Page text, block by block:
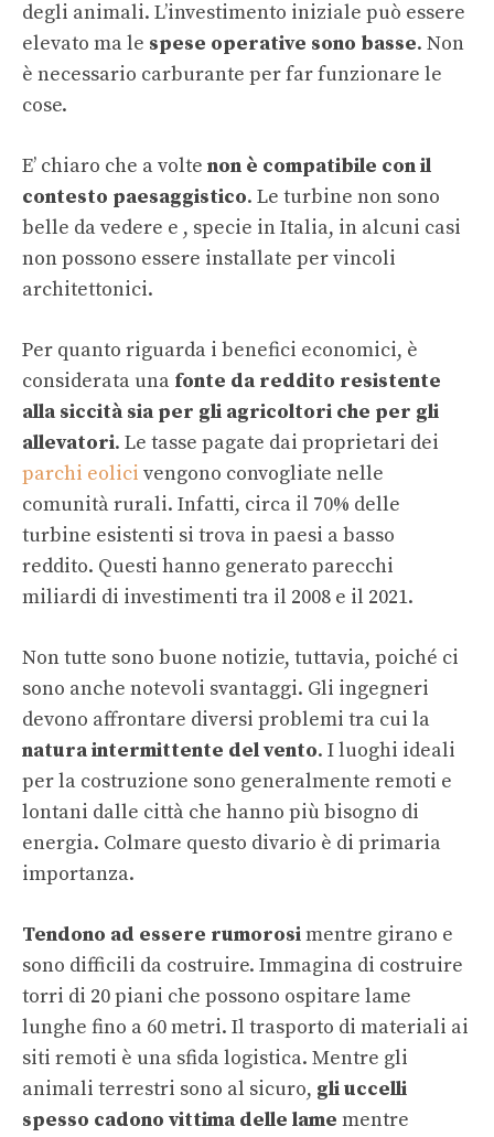
degli animali. L’investimento iniziale può essere
elevato ma le spese operative sono basse. Non
è necessario carburante per far funzionare le
cose.
E’ chiaro che a volte non è compatibile con il
contesto paesaggistico. Le turbine non sono
belle da vedere e , specie in Italia, in alcuni casi
non possono essere installate per vincoli
architettonici.
Per quanto riguarda i benefici economici, è
considerata una fonte da reddito resistente
alla siccità sia per gli agricoltori che per gli
allevatori. Le tasse pagate dai proprietari dei
parchi eolici vengono convogliate nelle
comunità rurali. Infatti, circa il 70% delle
turbine esistenti si trova in paesi a basso
reddito. Questi hanno generato parecchi
miliardi di investimenti tra il 2008 e il 2021.
Non tutte sono buone notizie, tuttavia, poiché ci
sono anche notevoli svantaggi. Gli ingegneri
devono affrontare diversi problemi tra cui la
natura intermittente del vento. I luoghi ideali
per la costruzione sono generalmente remoti e
lontani dalle città che hanno più bisogno di
energia. Colmare questo divario è di primaria
importanza.
Tendono ad essere rumorosimentre girano e
sono difficili da costruire. Immagina di costruire
torri di 20 piani che possono ospitare lame
lunghe fino a 60 metri. Il trasporto di materiali ai
siti remoti è una sfida logistica. Mentre gli
animali terrestri sono al sicuro, gli uccelli
spesso cadono vittima delle lame mentre